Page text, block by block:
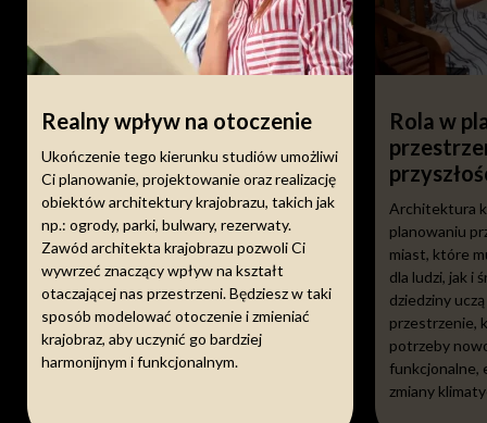
Realny wpływ na otoczenie
Ukończenie tego kierunku studiów umożliwi
Ci planowanie, projektowanie oraz realizację
obiektów architektury krajobrazu, takich jak
np.: ogrody, parki, bulwary, rezerwaty.
Zawód architekta krajobrazu pozwoli Ci
wywrzeć znaczący wpływ na kształt
otaczającej nas przestrzeni. Będziesz w taki
sposób modelować otoczenie i zmieniać
krajobraz, aby uczynić go bardziej
harmonijnym i funkcjonalnym.
Rola w
Architektura
planowaniu
miast, które
dla ludzi, jak i
dziedziny
przestrzenie,
potrzeby
funkcjonalne,
zmiany